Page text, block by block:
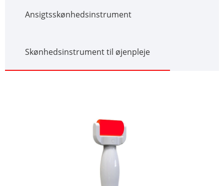
Ansigtsskønhedsinstrument
Skønhedsinstrument til øjenpleje